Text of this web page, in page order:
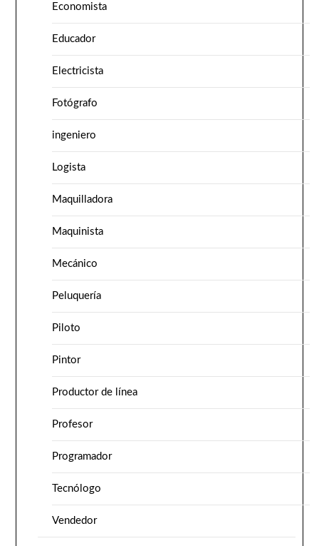
Economista
Educador
Electricista
Fotógrafo
ingeniero
Logista
Maquilladora
Maquinista
Mecánico
Peluquería
Piloto
Pintor
Productor de línea
Profesor
Programador
Tecnólogo
Vendedor